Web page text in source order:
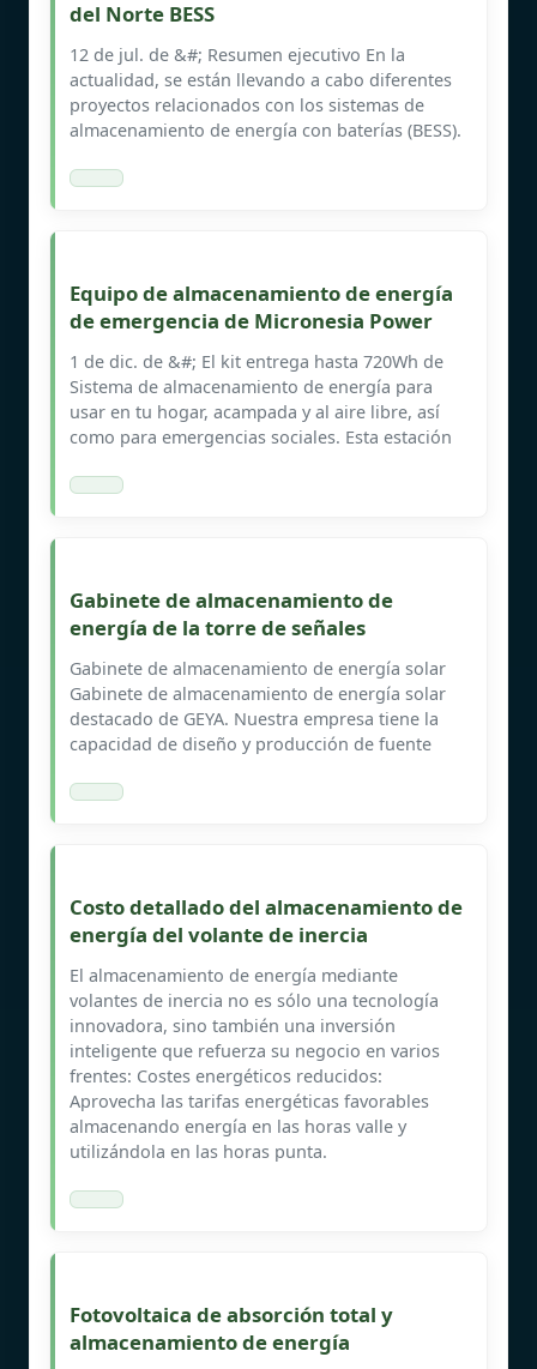
del Norte BESS
12 de jul. de &#; Resumen ejecutivo En la
actualidad, se están llevando a cabo diferentes
proyectos relacionados con los sistemas de
almacenamiento de energía con baterías (BESS).
Equipo de almacenamiento de energía
de emergencia de Micronesia Power
1 de dic. de &#; El kit entrega hasta 720Wh de
Sistema de almacenamiento de energía para
usar en tu hogar, acampada y al aire libre, así
como para emergencias sociales. Esta estación
Gabinete de almacenamiento de
energía de la torre de señales
Gabinete de almacenamiento de energía solar
Gabinete de almacenamiento de energía solar
destacado de GEYA. Nuestra empresa tiene la
capacidad de diseño y producción de fuente
Costo detallado del almacenamiento de
energía del volante de inercia
El almacenamiento de energía mediante
volantes de inercia no es sólo una tecnología
innovadora, sino también una inversión
inteligente que refuerza su negocio en varios
frentes: Costes energéticos reducidos:
Aprovecha las tarifas energéticas favorables
almacenando energía en las horas valle y
utilizándola en las horas punta.
Fotovoltaica de absorción total y
almacenamiento de energía